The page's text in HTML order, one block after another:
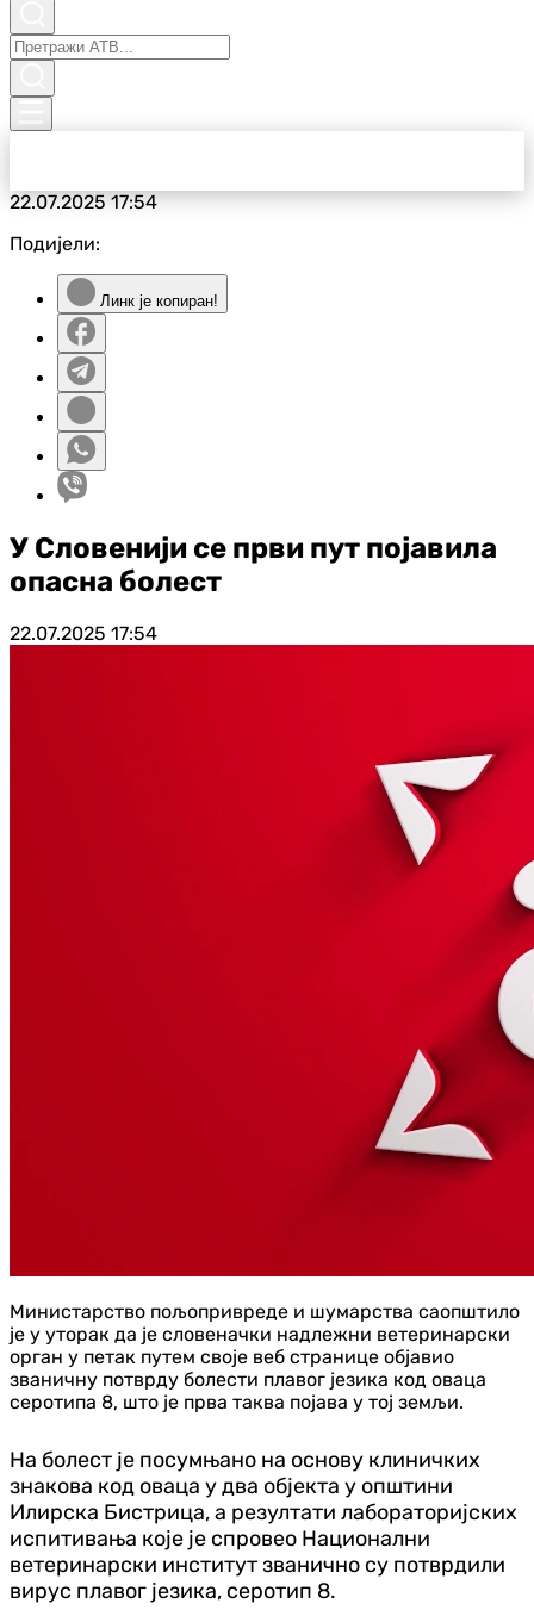
22.07.202517:54
Подијели:
Линк је копиран!
У Словенији се први пут појавила
опасна болест
22.07.2025 17:54
Министарство пољопривреде и шумарства саопштило
је у уторак да је словеначки надлежни ветеринарски
орган у петак путем своје веб странице објавио
званичну потврду болести плавог језика код оваца
серотипа 8, што је прва таква појава у тој земљи.
На болест је посумњано на основу клиничких
знакова код оваца у два објекта у општини
Илирска Бистрица, а резултати лабораторијских
испитивања које је спровео Национални
ветеринарски институт званично су потврдили
вирус плавог језика, серотип 8.